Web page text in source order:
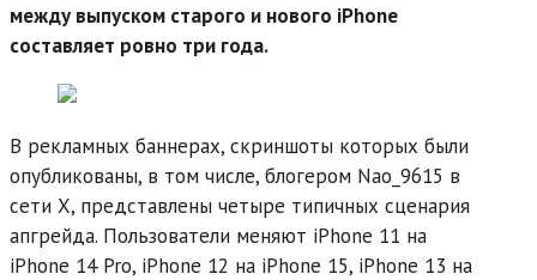
между выпуском старого и нового iPhone
составляет ровно три года.
В рекламных баннерах, скриншоты которых были
опубликованы, в том числе, блогером Nao_9615 в
сети X, представлены четыре типичных сценария
апгрейда. Пользователи меняют iPhone 11 на
iPhone 14 Pro, iPhone 12 на iPhone 15, iPhone 13 на